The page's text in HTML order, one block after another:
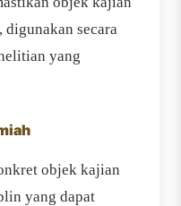
secara
yang
objek kajian
yang dapat